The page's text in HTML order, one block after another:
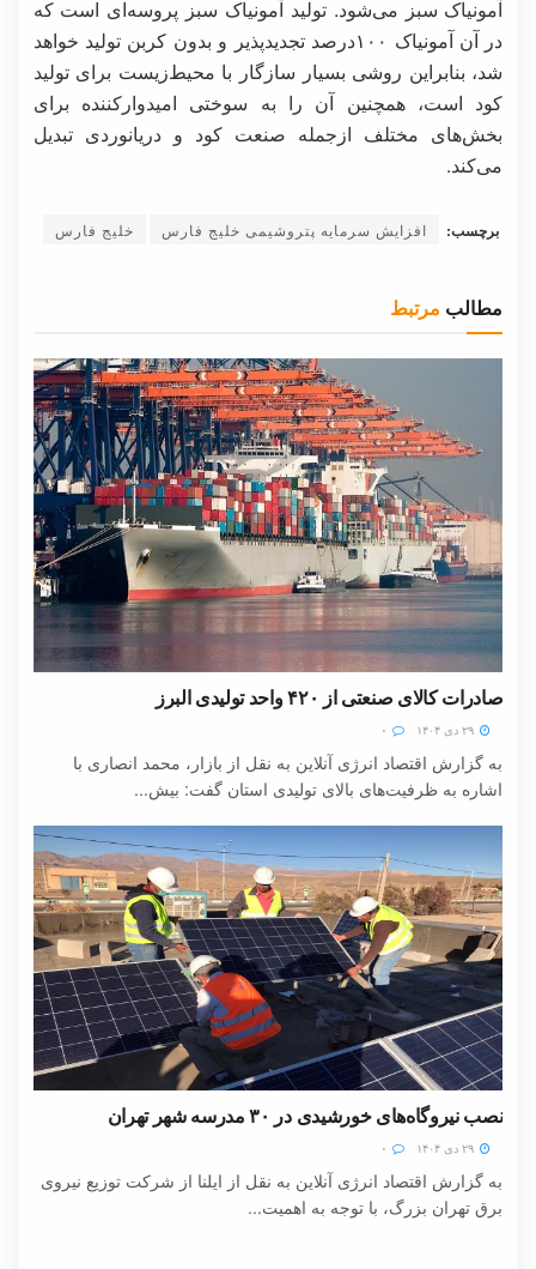
آمونیاک سبز می‌شود. تولید آمونیاک سبز پروسه‌ای است که
در آن آمونیاک ۱۰۰درصد تجدیدپذیر و بدون کربن تولید خواهد
شد، بنابراین روشی بسیار سازگار با محیط‌زیست برای تولید
کود است، همچنین آن را به سوختی امیدوارکننده برای
بخش‌های مختلف ازجمله صنعت کود و دریانوردی تبدیل
می‌کند.
برچسب: افزایش سرمایه پتروشیمی خلیج فارس خلیج فارس
مطالب مرتبط
صادرات کالای صنعتی از ۴۲۰ واحد تولیدی البرز
به گزارش اقتصاد انرژی آنلاین به نقل از بازار، محمد انصاری با
اشاره به ظرفیت‌های بالای تولیدی استان گفت: بیش...
نصب نیروگاه‌های خورشیدی در ۳۰ مدرسه شهر تهران
به گزارش اقتصاد انرژی آنلاین به نقل از ایلنا از شرکت توزیع نیروی
برق تهران بزرگ، با توجه به اهمیت...